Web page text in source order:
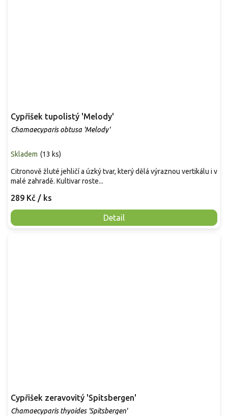
Cypřišek tupolistý 'Melody'
Chamaecyparis obtusa 'Melody'
Skladem (13 ks)
289 Kč / ks
Detail
Citronově žluté jehličí a úzký tvar, který dělá výraznou vertikálu i v
malé zahradě. Kultivar roste...
Cypřišek zeravovitý 'Spitsbergen'
Chamaecyparis thyoides 'Spitsbergen'